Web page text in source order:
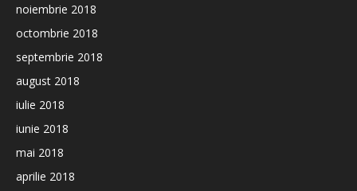
noiembrie 2018
octombrie 2018
septembrie 2018
august 2018
iulie 2018
iunie 2018
mai 2018
aprilie 2018